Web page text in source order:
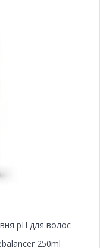
pH для волос –
250ml